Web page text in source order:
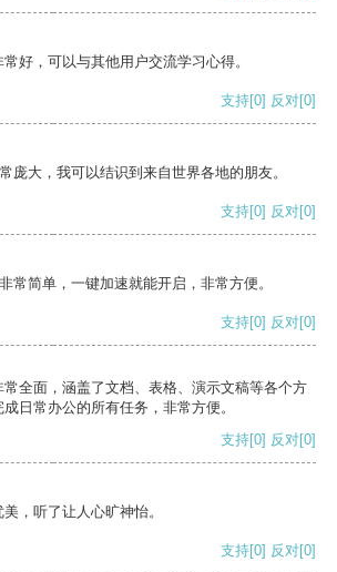
好，可以与其他用户交流学习心得。
支持[0] 反对[0]
庞大，我可以结识到来自世界各地的朋友。
支持[0] 反对[0]
常简单，一键加速就能开启，非常方便。
支持[0] 反对[0]
全面，涵盖了文档、表格、演示文稿等各个方
日常办公的所有任务，非常方便。
支持[0] 反对[0]
，听了让人心旷神怡。
支持[0] 反对[0]